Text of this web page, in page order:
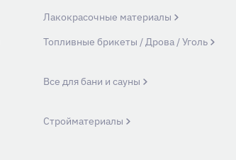
Лакокрасочные материалы
Топливные брикеты / Дрова / Уголь
Все для бани и сауны
Стройматериалы